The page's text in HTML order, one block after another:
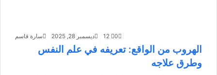
سارة قاسم ديسمبر 28, 2025 0
الهروب من الواقع: تعريفه في علم النفس
وطرق علاجه